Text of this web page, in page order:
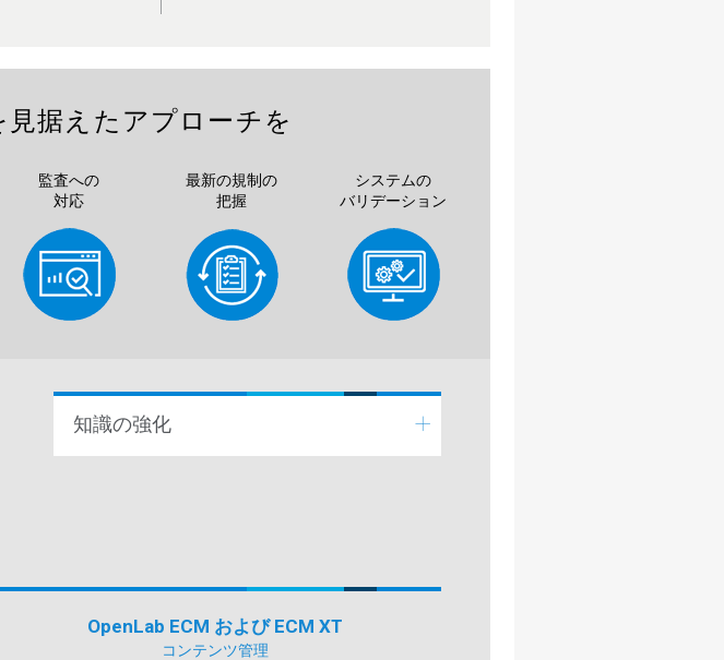
据えたアプローチを
監査への
対応
最新の規制の
把握
システムの
バリデーション
知識の強化
OpenLab ECM および ECM XT
コンテンツ管理